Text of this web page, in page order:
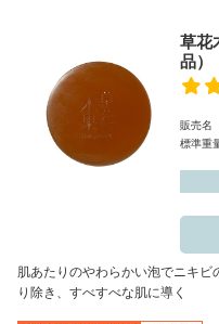
草花
品）
販売
標準重
肌あたりのやわらかい泡でニキ
り除き、すべすべな肌に導く